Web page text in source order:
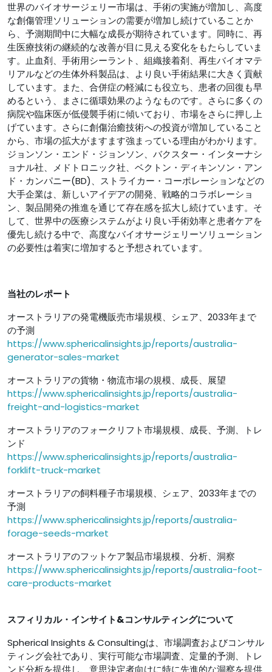
世界のバイオサージェリー市場は、手術の実施が増加し、高度
な創傷管理ソリューションの需要が増加し続けていることか
ら、予測期間中に大幅な成長が期待されています。同時に、再
生医療技術の継続的な改善が目に見える変化をもたらしていま
す。止血剤、手術用シーラント、組織接着剤、再生バイオマテ
リアルなどの生体外科製品は、より良い手術結果に大きく貢献
しています。また、合併症の軽減にも役立ち、患者の回復も早
めるという、まさに循環効果のようなものです。さらに多くの
病院や臨床医が低侵襲手術に傾いており、市場をさらに押し上
げています。さらに創傷治癒技術への投資が増加していること
から、市場の拡大がますます強まっている理由がわかります。
ジョンソン・エンド・ジョンソン、バクスター・インターナシ
ョナル社、メドトロニック社、ベクトン・ディキンソン・アン
ド・カンパニー(BD)、ストライカー・コーポレーションなどの
大手企業は、新しいアイデアの開発、戦略的コラボレーショ
ン、製品開発の推進を通じて存在感を拡大し続けています。そ
して、世界中の医療システムがより良い手術効率と患者ケアを
優先し続ける中で、高度なバイオサージェリーソリューション
の必要性は着実に増加すると予想されています。
当社のレポート
オーストラリアの発電機販売市場規模、シェア、2033年まで
の予測
https://www.sphericalinsights.jp/reports/australia-
generator-sales-market
オーストラリアの貨物・物流市場の規模、成長、展望
https://www.sphericalinsights.jp/reports/australia-
freight-and-logistics-market
オーストラリアのフォークリフト市場規模、成長、予測、トレ
ンド
https://www.sphericalinsights.jp/reports/australia-
forklift-truck-market
オーストラリアの飼料種子市場規模、シェア、2033年までの
予測
https://www.sphericalinsights.jp/reports/australia-
forage-seeds-market
オーストラリアのフットケア製品市場規模、分析、洞察
https://www.sphericalinsights.jp/reports/australia-foot-
care-products-market
スフィリカル・インサイト&コンサルティングについて
Spherical Insights & Consultingは、市場調査およびコンサル
ティング会社であり、実行可能な市場調査、定量的予測、トレ
ンド分析を提供し、意思決定者向けに特に先進的な洞察を提供